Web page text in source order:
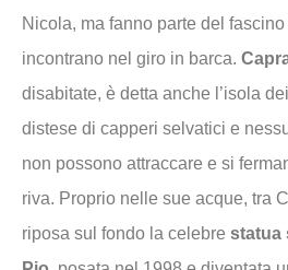
Nicola, ma fanno parte del
incontrano nel giro in barca.
disabitate, è detta anche l’isola
distese di capperi selvatici e
non possono attraccare e si
riva. Proprio nelle sue acque, tra
riposa sul fondo la celebre statua